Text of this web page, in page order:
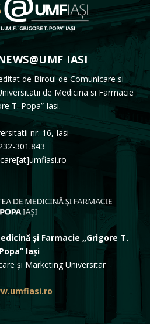
IASI
de Biroul de Comunicare si
de Medicina si Farmacie
T. Popa” Iasi.
nr. 16, Iasi
301.843
și Farmacie „Grigore T.
Popa” Iași
și Marketing Universitar